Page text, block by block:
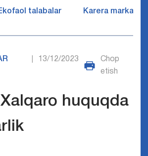
talabalar Karera markazi
13/12/2023
Chop
etish
huquqda